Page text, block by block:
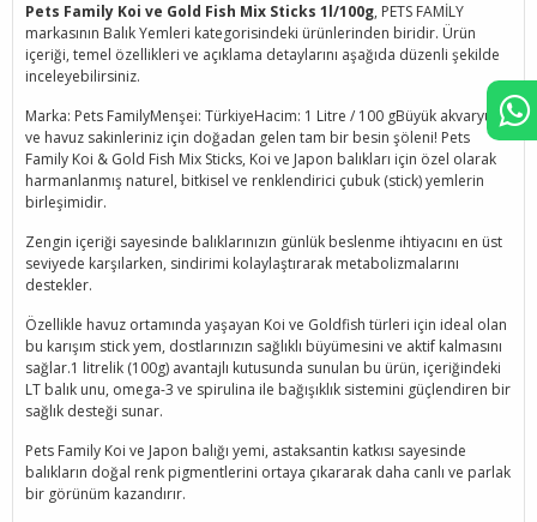
Pets Family Koi ve Gold Fish Mix Sticks 1l/100g, PETS FAMİLY
markasının Balık Yemleri kategorisindeki ürünlerinden biridir. Ürün
içeriği, temel özellikleri ve açıklama detaylarını aşağıda düzenli şekilde
inceleyebilirsiniz.
Marka: Pets FamilyMenşei: TürkiyeHacim: 1 Litre / 100 gBüyük akvaryum
ve havuz sakinleriniz için doğadan gelen tam bir besin şöleni! Pets
Family Koi & Gold Fish Mix Sticks, Koi ve Japon balıkları için özel olarak
harmanlanmış naturel, bitkisel ve renklendirici çubuk (stick) yemlerin
birleşimidir.
Zengin içeriği sayesinde balıklarınızın günlük beslenme ihtiyacını en üst
seviyede karşılarken, sindirimi kolaylaştırarak metabolizmalarını
destekler.
Özellikle havuz ortamında yaşayan Koi ve Goldfish türleri için ideal olan
bu karışım stick yem, dostlarınızın sağlıklı büyümesini ve aktif kalmasını
sağlar.1 litrelik (100g) avantajlı kutusunda sunulan bu ürün, içeriğindeki
LT balık unu, omega-3 ve spirulina ile bağışıklık sistemini güçlendiren bir
sağlık desteği sunar.
Pets Family Koi ve Japon balığı yemi, astaksantin katkısı sayesinde
balıkların doğal renk pigmentlerini ortaya çıkararak daha canlı ve parlak
bir görünüm kazandırır.